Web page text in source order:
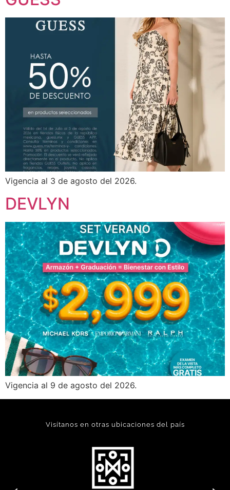
Vigencia al 3 de agosto del 2026.
DEVLYN
Vigencia al 9 de agosto del 2026.
Visítanos en otras ubicaciones del país